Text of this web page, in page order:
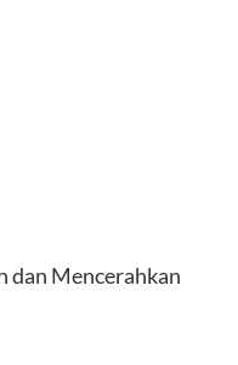
dan Mencerahkan